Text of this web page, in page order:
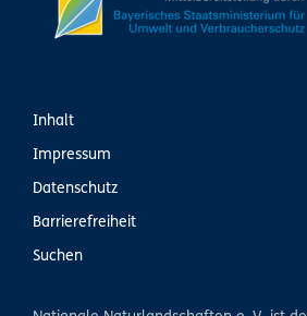
Inhalt
Impressum
Datenschutz
Barrierefreiheit
Suchen